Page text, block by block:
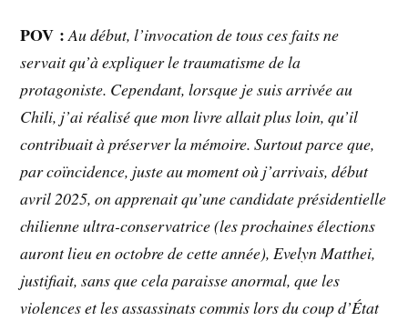
POV : Au début, l’invocation de tous ces faits ne
servait qu’à expliquer le traumatisme de la
protagoniste. Cependant, lorsque je suis arrivée au
Chili, j’ai réalisé que mon livre allait plus loin, qu’il
contribuait à préserver la mémoire. Surtout parce que,
par coïncidence, juste au moment où j’arrivais, début
avril 2025, on apprenait qu’une candidate présidentielle
chilienne ultra-conservatrice (les prochaines élections
auront lieu en octobre de cette année), Evelyn Matthei,
justifiait, sans que cela paraisse anormal, que les
violences et les assassinats commis lors du coup d’État